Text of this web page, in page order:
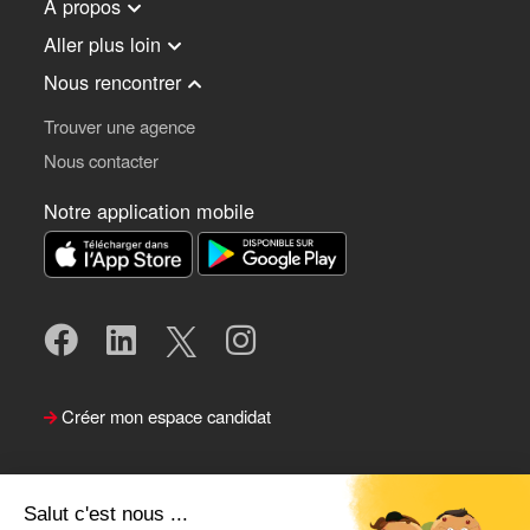
Salut c'est nous ...
Aller plus loin
Nous rencontrer
Trouver une agence
Nous contacter
Notre application mobile
Créer mon espace candidat